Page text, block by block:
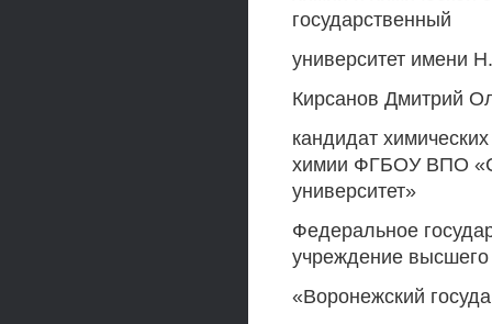
государственный
университет имени
Кирсанов Дмитрий
кандидат
химии ФГБОУ ВПО
университет»
Федеральное
учреждение
«Воронежский